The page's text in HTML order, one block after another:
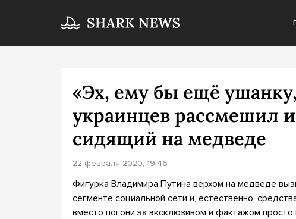
«Эх, ему бы ещё
украинцев рассмешил
сидящий на медведе
22 февраля 2020, 19:46
Фигурка Владимира Путина верхом на медведе
сегменте социальной сети и, естественно,
вместо погони за эксклюзивом и фактажом просто